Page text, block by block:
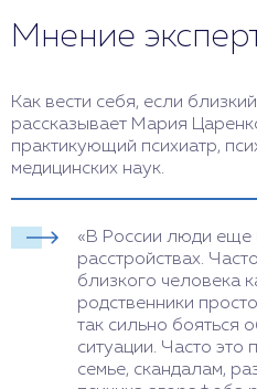
Мнение
Как вести себя, если
рассказывает Мария
практикующий психиатр,
медицинских наук.
«В России люди еще
расстройствах.
близкого человека
родственники
так сильно бояться
ситуации. Часто это
семье, скандалам,